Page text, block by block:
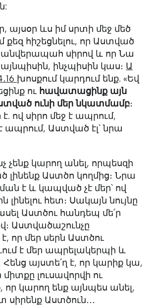
այսօր ևս իմ սրտի մեջ մեծ
քեզ հիշեցնելու, որ Աստված
անվերապահ սիրով և որ Նա
այնպիսին, ինչպիսին կաս։ Ա
խոսքում կարդում ենք. «Եվ
ու հավատացինք այն
ունի մեր նկատմամբ։
ով սիրո մեջ է ապրում,
ապրում, Աստված էլ՝ նրա
չենք կարող անել, որպեսզի
լինենք Աստծո կողմից։ Նրա
է և կապված չէ մեր՝ ով
լինելու հետ։ Սակայն նույնը
Աստծու հանդեպ մե՛ր
Աստվածաշունչը
է, որ մեր սերն Աստծու
է մեր ապրելակերպի և
Հենց այստե՛ղ է, որ կարիք կա,
լուսավորվի ու
կարող ենք այնպես անել,
սիրենք Աստծուն․․․